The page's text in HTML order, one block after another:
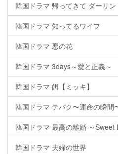
韓国ドラマ 帰ってきて ダーリン
韓国ドラマ 知ってるワイフ
韓国ドラマ 悪の花
韓国ドラマ 3days～愛と正義～
韓国ドラマ 餌【ミッキ】
韓国ドラマ テバク〜運命の瞬間
韓国ドラマ 最高の離婚 ～Sweet
韓国ドラマ 夫婦の世界